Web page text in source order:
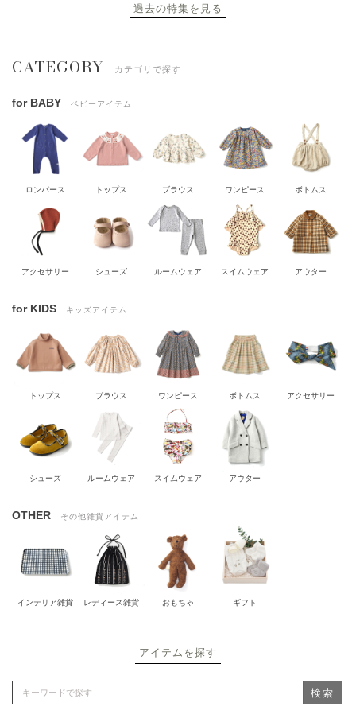
過去の特集を見る
CATEGORY カテゴリで探す
for BABY ベビーアイテム
ロンパース トップス ブラウス ワンピース ボトムス
アクセサリー シューズ ルームウェア スイムウェア アウター
for KIDS キッズアイテム
トップス ブラウス ワンピース ボトムス アクセサリー
シューズ ルームウェア スイムウェア アウター
OTHER その他雑貨アイテム
インテリア雑貨 レディース雑貨 おもちゃ ギフト
アイテムを探す
検索